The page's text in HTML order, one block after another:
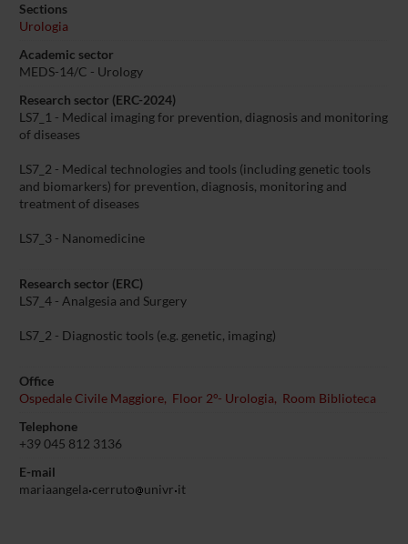
Sections
Urologia
Academic sector
MEDS-14/C - Urology
Research sector (ERC-2024)
LS7_1 - Medical imaging for prevention, diagnosis and monitoring
of diseases
LS7_2 - Medical technologies and tools (including genetic tools
and biomarkers) for prevention, diagnosis, monitoring and
treatment of diseases
LS7_3 - Nanomedicine
Research sector (ERC)
LS7_4 - Analgesia and Surgery
LS7_2 - Diagnostic tools (e.g. genetic, imaging)
Office
Ospedale Civile Maggiore, Floor 2°- Urologia, Room Biblioteca
Telephone
+39 045 812 3136
E-mail
mariaangela cerruto univr it